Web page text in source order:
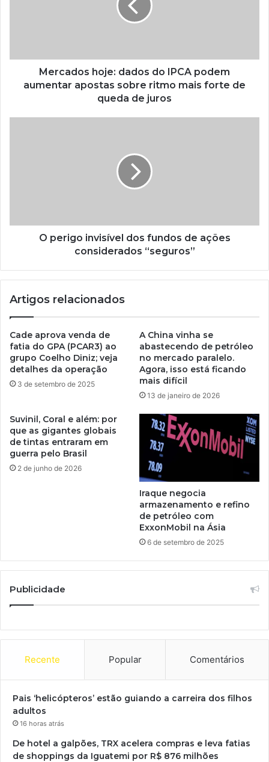
Mercados hoje: dados do IPCA podem
aumentar apostas sobre ritmo mais forte de
queda de juros
O perigo invisível dos fundos de ações
considerados “seguros”
Artigos relacionados
Cade aprova venda de
fatia do GPA (PCAR3) ao
grupo Coelho Diniz; veja
detalhes da operação
3 de setembro de 2025
A China vinha se
abastecendo de petróleo
no mercado paralelo.
Agora, isso está ficando
mais difícil
13 de janeiro de 2026
Suvinil, Coral e além: por
que as gigantes globais
de tintas entraram em
guerra pelo Brasil
2 de junho de 2026
Iraque negocia
armazenamento e refino
de petróleo com
ExxonMobil na Ásia
6 de setembro de 2025
Publicidade
Recente Popular Comentários
Pais ‘helicópteros’ estão guiando a carreira dos filhos
adultos
16 horas atrás
De hotel a galpões, TRX acelera compras e leva fatias
de shoppings da Iguatemi por R$ 876 milhões